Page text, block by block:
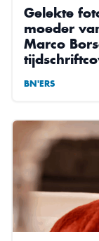
Gelekte
moeder
Marco
BN'ERS